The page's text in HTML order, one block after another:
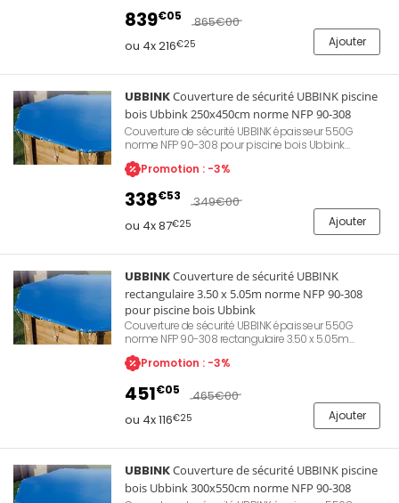
d'insectes apportés par le vent. Permet également de
conserver la chaleur de l'eau et d'empêcher l'accès
aux enfants.
839€05 865€00
ou 4x 216€25 Ajouter
UBBINKCouverture de sécurité UBBINK piscine
bois Ubbink 250x450cm norme NFP 90-308
Couverture de sécurité UBBINK épaisseur 550G
norme NFP 90-308 pour piscine bois Ubbink
250x450cm. Permet une protection de la qualité
d'eau lors des périodes d'hivernage ou d'absence.
apportés par le vent. Permet également de conserver
la chaleur de l'eau et d'empêcher l'accès aux enfants.
Promotion : -3%
338€53 349€00
ou 4x 87€25 Ajouter
UBBINKCouverture de sécurité UBBINK
rectangulaire 3.50 x 5.05m norme NFP 90-308
pour piscine bois Ubbink
Couverture de sécurité UBBINK épaisseur 550G
norme NFP 90-308 rectangulaire 3.50 x 5.05m
piscine bois Ubbink. Permet une protection de la
qualité d'eau lors des périodes d'hivernage ou
d'insectes apportés par le vent. Permet également de
conserver la chaleur de l'eau et d'empêcher l'accès
aux enfants.
Promotion : -3%
451€05 465€00
ou 4x 116€25 Ajouter
UBBINKCouverture de sécurité UBBINK piscine
bois Ubbink 300x550cm norme NFP 90-308